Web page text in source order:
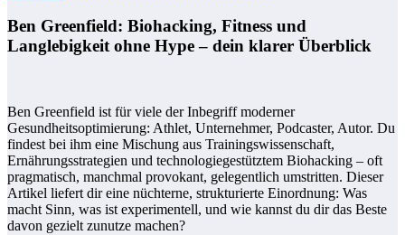
Ben Greenfield: Biohacking, Fitness und
Langlebigkeit ohne Hype – dein klarer Überblick
Ben Greenfield ist für viele der Inbegriff moderner
Gesundheitsoptimierung: Athlet, Unternehmer, Podcaster, Autor. Du
findest bei ihm eine Mischung aus Trainingswissenschaft,
Ernährungsstrategien und technologiegestütztem Biohacking – oft
pragmatisch, manchmal provokant, gelegentlich umstritten. Dieser
Artikel liefert dir eine nüchterne, strukturierte Einordnung: Was
macht Sinn, was ist experimentell, und wie kannst du dir das Beste
davon gezielt zunutze machen?